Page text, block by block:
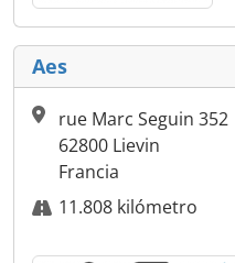
Aes
rue Marc Seguin 352
62800 Lievin
Francia
11.808 kilómetro